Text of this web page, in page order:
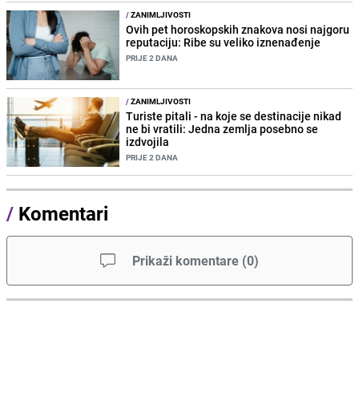
/ZANIMLJIVOSTI
Ovih pet horoskopskih znakova nosi najgoru
reputaciju: Ribe su veliko iznenađenje
PRIJE 2 DANA
/ZANIMLJIVOSTI
Turiste pitali - na koje se destinacije nikad
ne bi vratili: Jedna zemlja posebno se
izdvojila
PRIJE 2 DANA
/ Komentari
Prikaži komentare (0)